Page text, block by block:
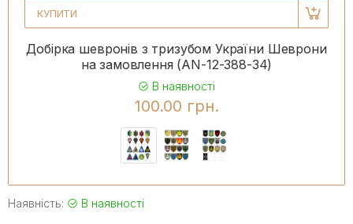
КУПИТИ
Добірка шевронів з тризубом України Шеврони
на замовлення (AN-12-388-34)
В наявності
100.00 грн.
Наявність: В наявності